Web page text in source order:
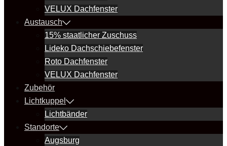
VELUX Dachfenster
Austausch
15% staatlicher Zuschuss
Lideko Dachschiebefenster
Roto Dachfenster
VELUX Dachfenster
Zubehör
Lichtkuppel
Lichtbänder
Standorte
Augsburg